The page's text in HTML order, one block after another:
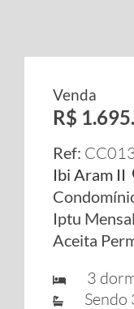
Venda
R$
Ref:
Ibi Aram II
Iptu
Aceita
3
Sendo